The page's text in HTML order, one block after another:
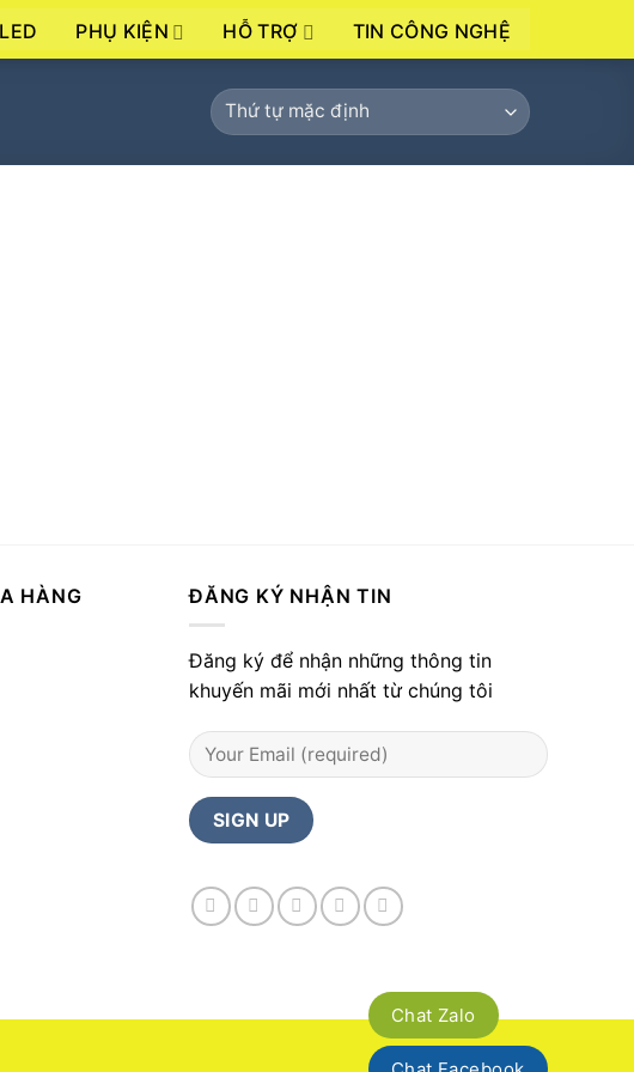
PHỤ KIỆN HỖ TRỢ TIN CÔNG NGHỆ
HÀNG ĐĂNG KÝ NHẬN TIN
Đăng ký để nhận những thông tin
khuyến mãi mới nhất từ chúng tôi
Chat Zalo